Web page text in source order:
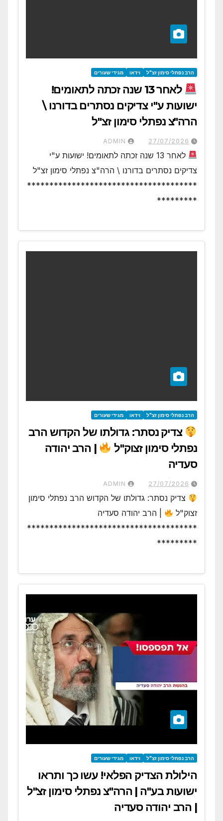
הרב נפתלי סימון זצ"ל וידאו מגידי שעורים
לאחר 13 שנה זכתה לתאומים!
ישועות ע"י צדיקים נסתרים בדורנו \
הרה"צ נפתלי סימון זצ"ל
27/07/2026
ADMIN
לאחר 13 שנה זכתה לתאומים! ישועות ע"י
צדיקים נסתרים בדורנו \ הרה"צ נפתלי סימון זצ"ל
**************************************
*********
הרב נפתלי סימון זצ"ל וידאו מגידי שעורים
צדיק נסתר: גדולתו של הקדוש הרב
נפתלי סימון זצוק"ל
| הרב יהודה
סעדיה
27/07/2026
ADMIN
צדיק נסתר: גדולתו של הקדוש הרב נפתלי סימון
זצוק"ל
| הרב יהודה סעדיה
**************************************
*********
הרב נפתלי סימון זצ"ל וידאו מגידי שעורים
הילולת הצדיק הפלאי! עשו כך ותראו
ישועות בע"ה | הרה"צ נפתלי סימון זצ"ל
| הרב יהודה סעדיה